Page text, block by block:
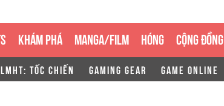
KHÁM PHÁ MANGA/FILM HÓNG CỘNG ĐỒNG
LMHT: TỐC CHIẾN GAMING GEAR GAME ONLINE